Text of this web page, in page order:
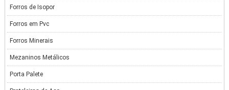
Forros de Isopor
Forros em Pvc
Forros Minerais
Mezaninos Metálicos
Porta Palete